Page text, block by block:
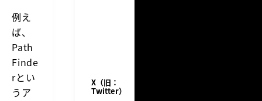
例え
ば、
Path
Finde
rとい
うア
X（旧：
Twitter）